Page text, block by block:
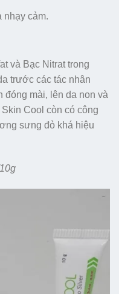
nhạy cảm.
và Bạc Nitrat trong
trước các tác nhân
đóng mài, lên da non và
Cool còn có công
sưng đỏ khá hiệu